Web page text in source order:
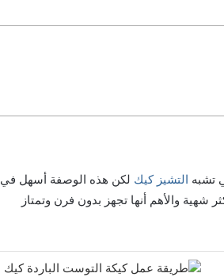
تشبه التشيز كيك لكن هذه الوصفة أسهل في
شهية والأهم أنها تجهز بدون فرن وتمتاز